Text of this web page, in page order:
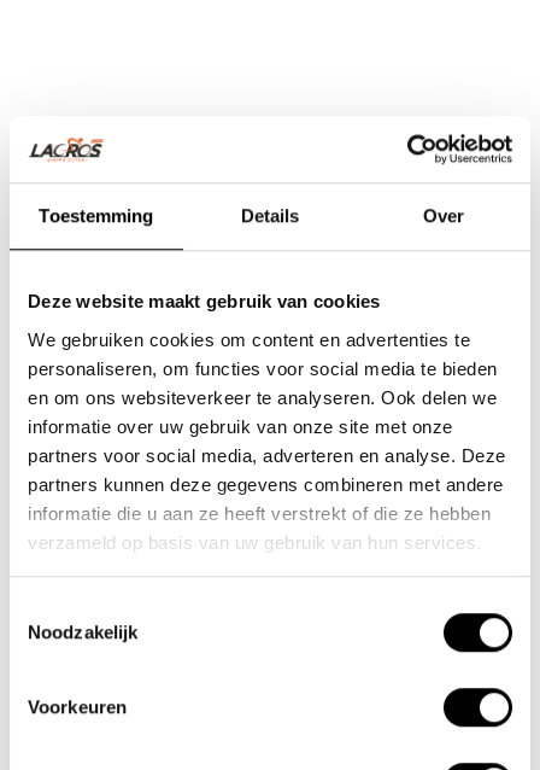
Toestemming Details Over
Deze website maakt gebruik van cookies
We gebruiken cookies om content en advertenties te
personaliseren, om functies voor social media te bieden
en om ons websiteverkeer te analyseren. Ook delen we
informatie over uw gebruik van onze site met onze
partners voor social media, adverteren en analyse. Deze
partners kunnen deze gegevens combineren met andere
informatie die u aan ze heeft verstrekt of die ze hebben
verzameld op basis van uw gebruik van hun services.
Noodzakelijk
Voorkeuren
Team Lacros
Nieuwe Eerdsebaan 16, 5482 VS Schijndel Nederland
KvK-nr: 62140957
Btw-nr: NL854680950B01
(+31) 73 203 2487
(+31) 73 203 2487
sales@lacros.nl